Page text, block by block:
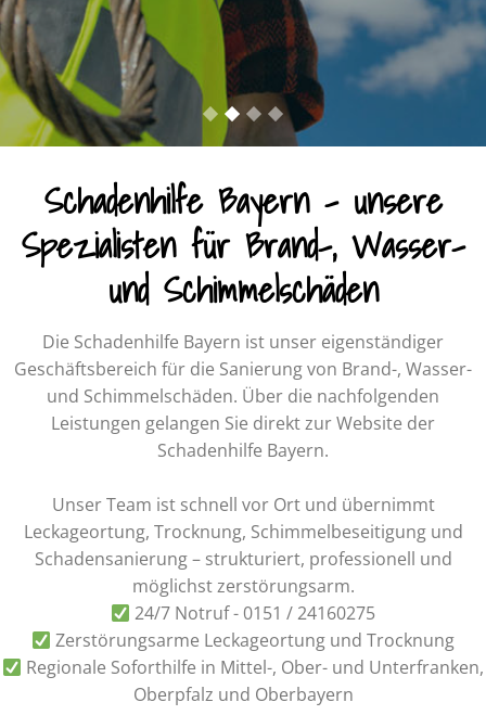
EXTERNER
ERSTELLUNG
BRANDSCHUTZORDNUNG
FEUERLÖSCHER MIETEN
FEUERLÖSCHER
PRÜFUNG & WARTUNG
AKADEMIE
Schulungen
AUSBILDUNG
BRANDSCHUTZHELFER
ANWENDERSCHULUNG
FÜR DIISOCYANATE
QUALIFIZIERUNG ZUR
BEFÄHIGTEN PERSON
FÜR DIE PRÜFUNG UND
ABNAHME VON
GERÜSTEN
QUALIFIZIERUNG ZUR
BEFÄHIGTEN PERSON
ZUR PRÜFUNG VON
LEITERN UND TRITTEN
SOWIE FAHRGERÜSTEN
AUSBILDUNG ZUM
SICHERHEITSEXPERTEN
Schadenhilfe Bayern – unsere
Spezialisten für Brand-, Wasser-
und Schimmelschäden
Die Schadenhilfe Bayern ist unser eigenständiger
Geschäftsbereich für die Sanierung von Brand-, Wasser-
und Schimmelschäden. Über die nachfolgenden
Leistungen gelangen Sie direkt zur Website der
Schadenhilfe Bayern.
Unser Team ist schnell vor Ort und übernimmt
Leckageortung, Trocknung, Schimmelbeseitigung und
Schadensanierung – strukturiert, professionell und
möglichst zerstörungsarm.
24/7 Notruf - 0151 / 24160275
Zerstörungsarme Leckageortung und Trocknung
Regionale Soforthilfe in Mittel-, Ober- und Unterfranken,
Oberpfalz und Oberbayern